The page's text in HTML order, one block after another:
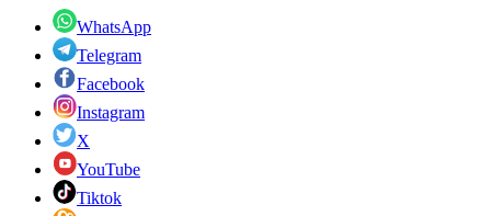
WhatsApp
Telegram
Facebook
Instagram
X
YouTube
Tiktok